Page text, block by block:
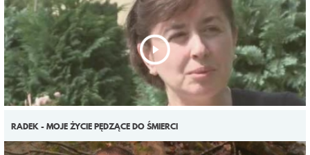
RADEK - MOJE ŻYCIE PĘDZĄCE DO ŚMIERCI